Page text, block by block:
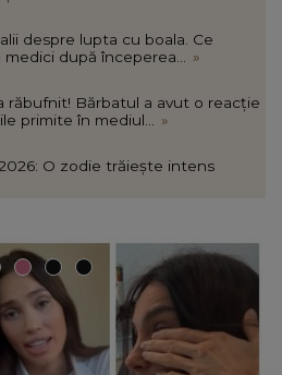
despre lupta cu boala. Ce
după începerea...
»
răbufnit! Bărbatul a avut o reacție
primite în mediul...
»
O zodie trăiește intens